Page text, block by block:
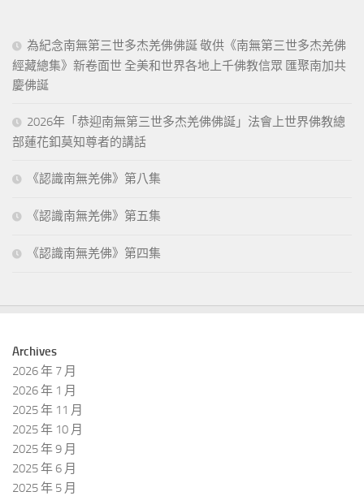
為紀念南無第三世多杰羌佛佛誕 敬供《南無第三世多杰羌佛
經藏總集》新卷面世 全美和世界各地上千佛教信眾 匯聚南加共
慶佛誕
2026年「恭迎南無第三世多杰羌佛佛誕」法會上世界佛教總
部蓮花釦莫知尊者的講話
《認識南無羌佛》第八集
《認識南無羌佛》第五集
《認識南無羌佛》第四集
Archives
2026 年 7 月
2026 年 1 月
2025 年 11 月
2025 年 10 月
2025 年 9 月
2025 年 6 月
2025 年 5 月